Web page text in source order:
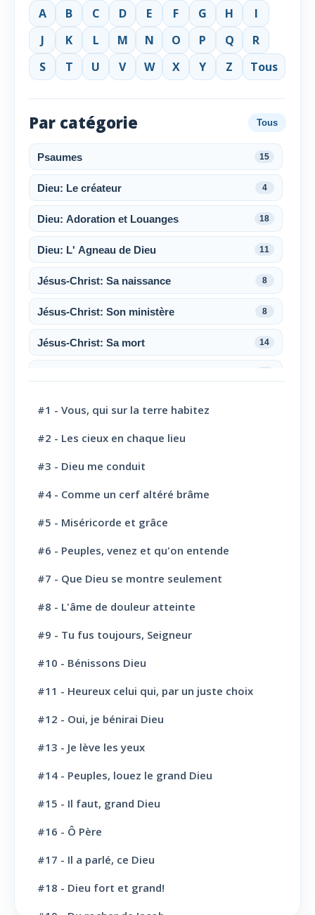
A B C D E F G H
I
J
K L M N O P Q
R
S
T U V W X Y Z Tous
Par catégorie Tous
Psaumes 15
Dieu: Le créateur 4
Dieu: Adoration et Louanges 18
Dieu: L' Agneau de Dieu 11
Jésus-Christ: Sa naissance 8
Jésus-Christ: Son ministère 8
Jésus-Christ: Sa mort 14
Jésus-Christ: Son sacerdoce
Jésus-Christ: Son Amour
Le Saint-Esprit
La Parole de Dieu, sa Loi
L' Eglise: Promesse
L' Eglise: Commission fraternelle
L' Eglise: Cloture et bénédictions
L' Eglise: Missions
L' Eglise: Dernier message
L' Eglise: Bapteme
L' Sainte scène
Evangélisation: Appel au salut
#1 - Vous, qui sur la terre habitez
#2 - Les cieux en chaque lieu
#3 - Dieu me conduit
#4 - Comme un cerf altéré brâme
#5 - Miséricorde et grâce
#6 - Peuples, venez et qu'on entende
#7 - Que Dieu se montre seulement
#8 - L'âme de douleur atteinte
#9 - Tu fus toujours, Seigneur
#10 - Bénissons Dieu
#11 - Heureux celui qui, par un juste choix
#12 - Oui, je bénirai Dieu
#13 - Je lève les yeux
#14 - Peuples, louez le grand Dieu
#15 - Il faut, grand Dieu
#16 - Ô Père
#17 - Il a parlé, ce Dieu
#18 - Dieu fort et grand!